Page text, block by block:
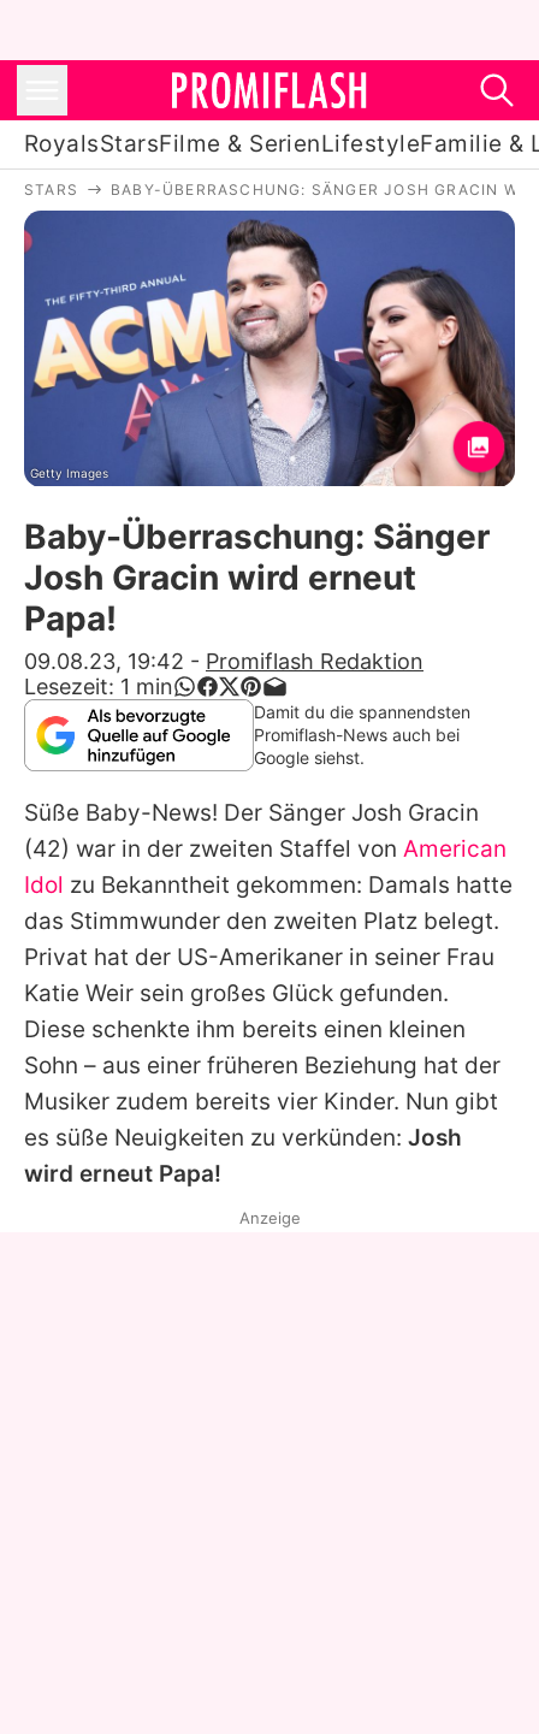
RoyalsStarsFilme & SerienLifestyleFamilie &
Royals
Stars
Filme & Serien
Lifestyle
Familie & Liebe
Promiflash Exklusiv
Alle Themen auf Promiflash
App runterladen
Team
Redaktionelle Richtlinien
Impressum
Datenschutzerklärung
Nutzungsbedingungen
Utiq verwalten
STARS BABY-ÜBERRASCHUNG: SÄNGER JOSH GRACIN
Getty Images
Baby-Überraschung: Sänger
Josh Gracin wird erneut
Papa!
09.08.23, 19:42 - Promiflash Redaktion
Lesezeit: 1 min
Damit du die spannendsten
Promiflash-News auch bei
Google siehst.
Süße Baby-News! Der Sänger Josh Gracin
(42) war in der zweiten Staffel von American
Idol zu Bekanntheit gekommen: Damals hatte
das Stimmwunder den zweiten Platz belegt.
Privat hat der US-Amerikaner in seiner Frau
Katie Weir sein großes Glück gefunden.
Diese schenkte ihm bereits einen kleinen
Sohn – aus einer früheren Beziehung hat der
Musiker zudem bereits vier Kinder. Nun gibt
es süße Neuigkeiten zu verkünden: Josh
wird erneut Papa!
Anzeige